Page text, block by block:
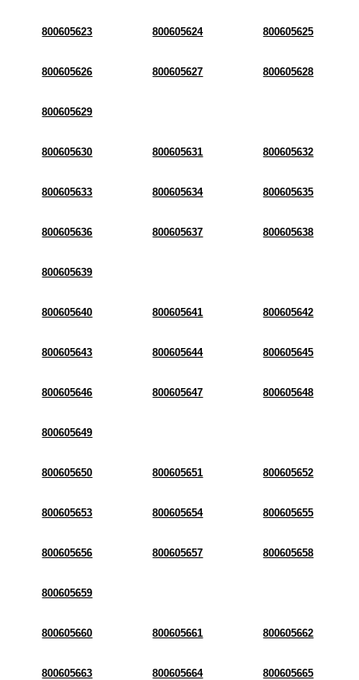
800605623 800605624 800605625
800605626 800605627 800605628
800605629
800605630 800605631 800605632
800605633 800605634 800605635
800605636 800605637 800605638
800605639
800605640 800605641 800605642
800605643 800605644 800605645
800605646 800605647 800605648
800605649
800605650 800605651 800605652
800605653 800605654 800605655
800605656 800605657 800605658
800605659
800605660 800605661 800605662
800605663 800605664 800605665